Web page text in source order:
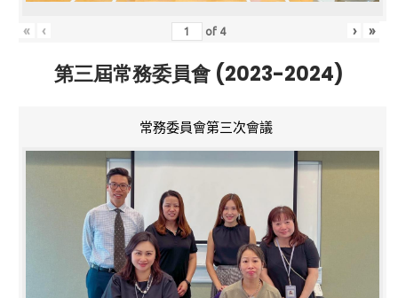
« ‹ of 4 › »
第三屆常務委員會 (2023-2024)
常務委員會第三次會議